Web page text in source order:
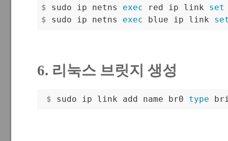
$ sudo ip netns exec red ip link set
$ sudo ip netns exec blue ip link
6. 리눅스 브릿지 생성
$ sudo ip link add name br0 type